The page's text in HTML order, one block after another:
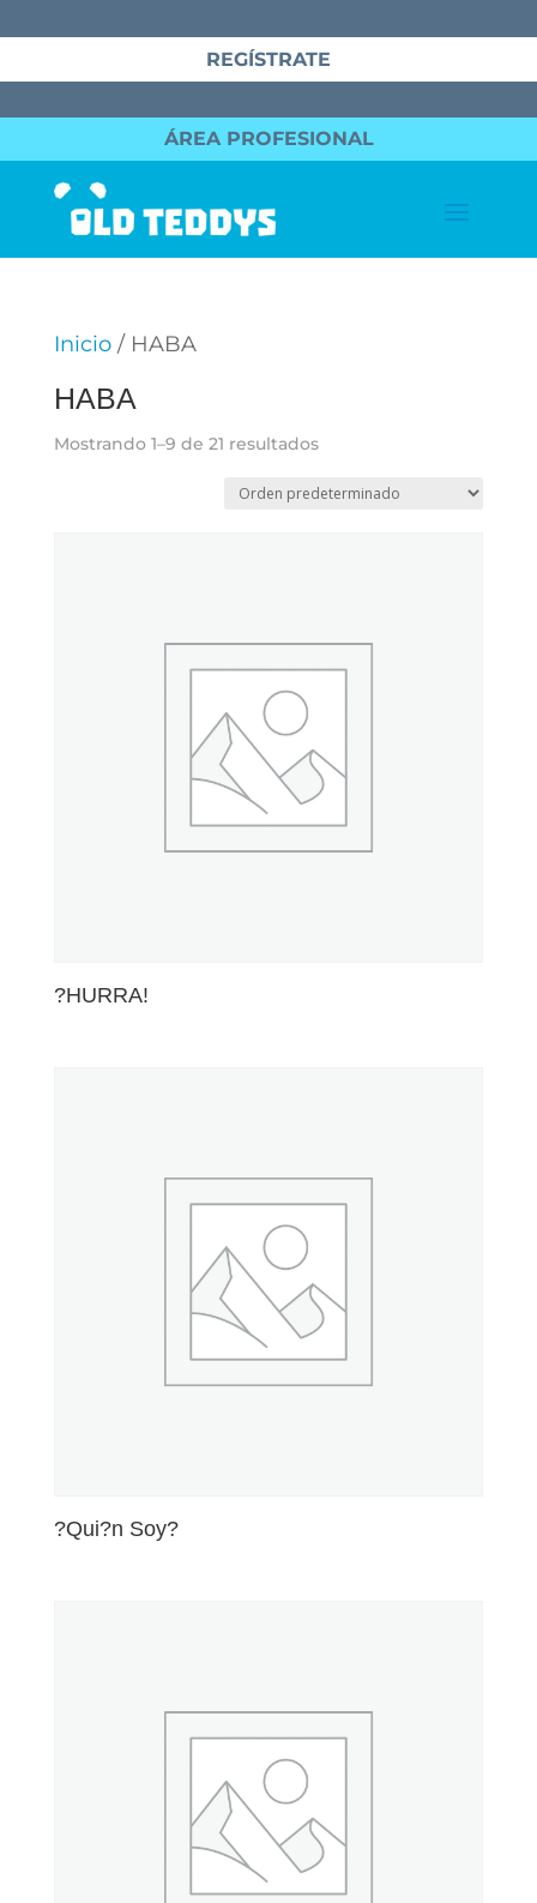
REGÍSTRATE
ÁREA PROFESIONAL
Inicio/ HABA
HABA
Mostrando 1–9 de 21 resultados
?HURRA!
?Qui?n Soy?